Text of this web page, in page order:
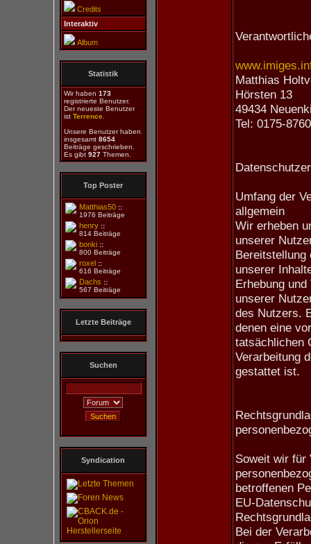
Credits
Interaktiv
Album
Statistik
Wir haben 173
registrierte Benutzer.
Der neueste Benutzer
ist Terrence.
Unsere Benutzer haben
insgesamt 8654
Beiträge geschrieben.
Es gibt 927Themen.
Top Poster
Matthias50 ::
1976 Beiträge
henry ::
814 Beiträge
bonki ::
800 Beiträge
roxel ::
616 Beiträge
Dachs ::
567 Beiträge
Letzte Beiträge
Suchen
Syndication
Matthias
Hörsten 13
49434
Tel: 0175-
Umfang der
allgemein
Wir erheben
unserer
Bereitstellung
unserer
Erhebung
unserer
des Nutzers.
denen eine
tatsächlichen
Verarbeitung
gestattet ist.
Soweit wir für
betroffenen
EU-
Bei der